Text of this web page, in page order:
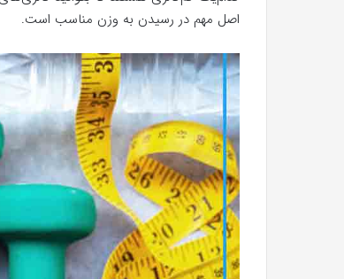
اصل مهم در رسیدن به وزن مناسب است.